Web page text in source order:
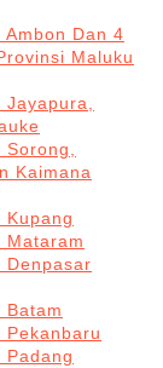
Dan 4
Maluku
Kaimana
Kupang
Mataram
Denpasar
Batam
Pekanbaru
Padang